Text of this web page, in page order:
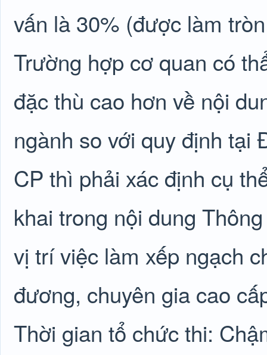
vấn là 30% (được làm
Trường hợp cơ quan có
đặc thù cao hơn về nội
ngành so với quy định tại
CP thì phải xác định cụ
khai trong nội dung
vị trí việc làm xếp ngạch
đương, chuyên gia cao
Thời gian tổ chức thi: